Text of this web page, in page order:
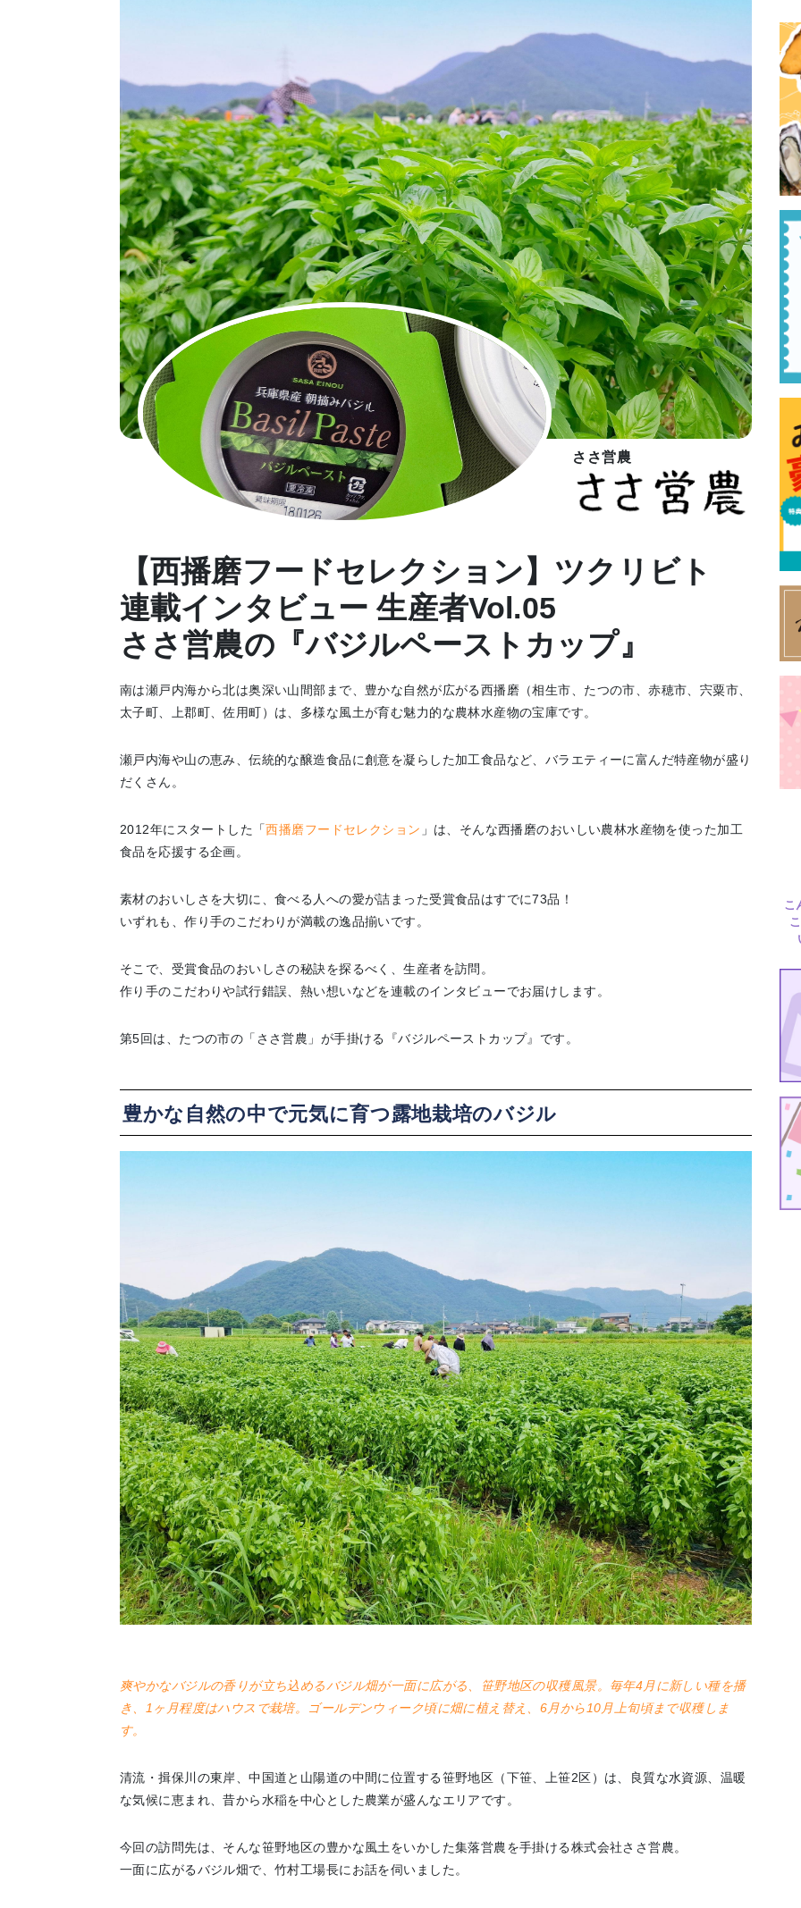
トップページ
Top page
特集
Featured
イベント
Events
地場産品/ツクリビト エリア特集
ささ営農
【西播磨フードセレクション】ツクリビト
連載インタビュー 生産者Vol.05
ささ営農の『バジルペーストカップ』
南は瀬戸内海から北は奥深い山間部まで、豊かな自然が広がる西播磨（相生市、たつの市、赤穂市、宍粟市、
太子町、上郡町、佐用町）は、多様な風土が育む魅力的な農林水産物の宝庫です。
瀬戸内海や山の恵み、伝統的な醸造食品に創意を凝らした加工食品など、バラエティーに富んだ特産物が盛り
だくさん。
2012年にスタートした「西播磨フードセレクション 」は、そんな西播磨のおいしい農林水産物を使った加工
食品を応援する企画。
素材のおいしさを大切に、食べる人への愛が詰まった受賞食品はすでに73品！
いずれも、作り手のこだわりが満載の逸品揃いです。
そこで、受賞食品のおいしさの秘訣を探るべく、生産者を訪問。
作り手のこだわりや試行錯誤、熱い想いなどを連載のインタビューでお届けします。
第5回は、たつの市の「ささ営農」が手掛ける『バジルペーストカップ』です。
豊かな自然の中で元気に育つ露地栽培のバジル
爽やかなバジルの香りが立ち込めるバジル畑が一面に広がる、笹野地区の収穫風景。毎年4月に新しい種を播
き、1ヶ月程度はハウスで栽培。ゴールデンウィーク頃に畑に植え替え、6月から10月上旬頃まで収穫しま
す。
清流・揖保川の東岸、中国道と山陽道の中間に位置する笹野地区（下笹、上笹2区）は、良質な水資源、温暖
な気候に恵まれ、昔から水稲を中心とした農業が盛んなエリアです。
今回の訪問先は、そんな笹野地区の豊かな風土をいかした集落営農を手掛ける株式会社ささ営農。
一面に広がるバジル畑で、竹村工場長にお話を伺いました。
こ